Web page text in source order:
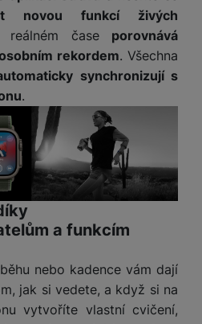
novou funkcí živých
čase porovnává
rekordem. Všechna
synchronizují s
.
a funkcím
nebo kadence vám dají
jak si vedete, a když si na
vytvoříte vlastní cvičení,